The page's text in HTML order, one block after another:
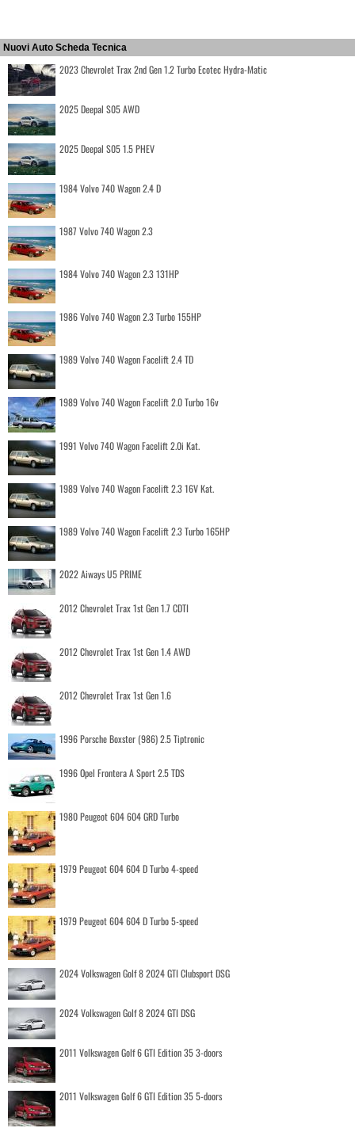
Nuovi Auto Scheda Tecnica
2023 Chevrolet Trax 2nd Gen 1.2 Turbo Ecotec Hydra-Matic
2025 Deepal S05 AWD
2025 Deepal S05 1.5 PHEV
1984 Volvo 740 Wagon 2.4 D
1987 Volvo 740 Wagon 2.3
1984 Volvo 740 Wagon 2.3 131HP
1986 Volvo 740 Wagon 2.3 Turbo 155HP
1989 Volvo 740 Wagon Facelift 2.4 TD
1989 Volvo 740 Wagon Facelift 2.0 Turbo 16v
1991 Volvo 740 Wagon Facelift 2.0i Kat.
1989 Volvo 740 Wagon Facelift 2.3 16V Kat.
1989 Volvo 740 Wagon Facelift 2.3 Turbo 165HP
2022 Aiways U5 PRIME
2012 Chevrolet Trax 1st Gen 1.7 CDTI
2012 Chevrolet Trax 1st Gen 1.4 AWD
2012 Chevrolet Trax 1st Gen 1.6
1996 Porsche Boxster (986) 2.5 Tiptronic
1996 Opel Frontera A Sport 2.5 TDS
1980 Peugeot 604 604 GRD Turbo
1979 Peugeot 604 604 D Turbo 4-speed
1979 Peugeot 604 604 D Turbo 5-speed
2024 Volkswagen Golf 8 2024 GTI Clubsport DSG
2024 Volkswagen Golf 8 2024 GTI DSG
2011 Volkswagen Golf 6 GTI Edition 35 3-doors
2011 Volkswagen Golf 6 GTI Edition 35 5-doors